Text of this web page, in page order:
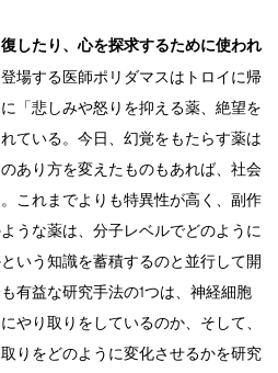
したり、心を探求するために使われ
場する医師ポリダマスはトロイに帰
「悲しみや怒りを抑える薬、絶望を
ている。今日、幻覚をもたらす薬は
あり方を変えたものもあれば、社会
これまでよりも特異性が高く、副作
うな薬は、分子レベルでどのように
いう知識を蓄積するのと並行して開
有益な研究手法の1つは、神経細胞
やり取りをしているのか、そして、
りをどのように変化させるかを研究